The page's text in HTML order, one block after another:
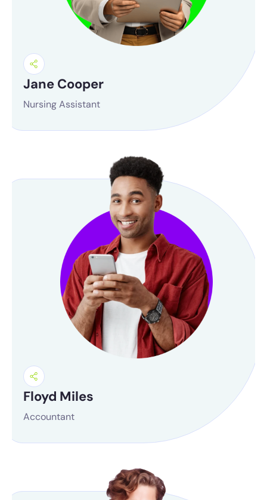
Jane Cooper
Nursing Assistant
Floyd Miles
Accountant